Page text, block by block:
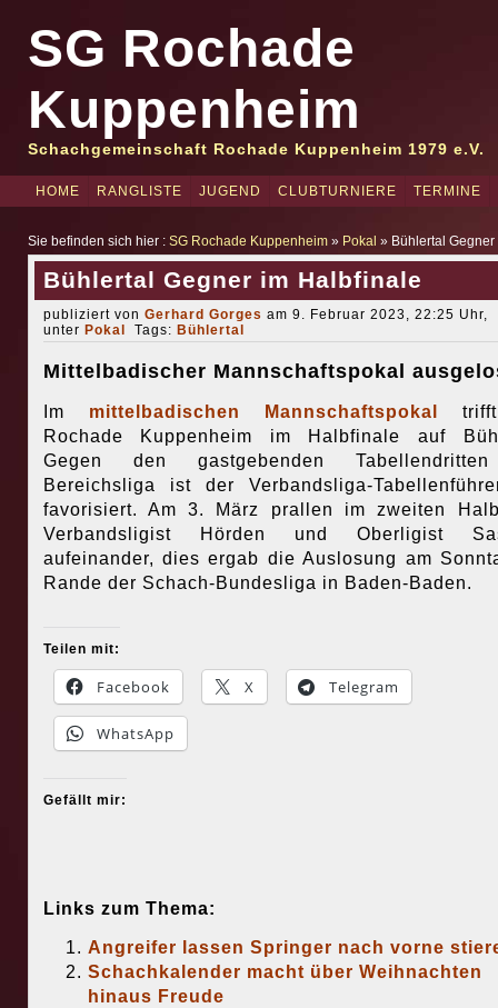
SG Rochade
Kuppenheim
Schachgemeinschaft Rochade Kuppenheim 1979 e.V.
HOME RANGLISTE JUGEND CLUBTURNIERE TERMINE
Sie befinden sich hier : SG Rochade Kuppenheim» Pokal » Bühlertal
Bühlertal Gegner im Halbfinale
publiziert von Gerhard Gorges am 9. Februar 2023, 22:25 Uhr,
unter Pokal Tags: Bühlertal
Mittelbadischer Mannschaftspokal
Im mittelbadischen Mannschaftspokal
Rochade Kuppenheim im Halbfinale auf
Gegen den gastgebenden
Bereichsliga ist der Verbandsliga-
favorisiert. Am 3. März prallen im zweiten
Verbandsligist Hörden und Oberligist
aufeinander, dies ergab die Auslosung am
Rande der Schach-Bundesliga in Baden-Baden.
Teilen mit:
Facebook X Telegram
WhatsApp
Gefällt mir:
Links zum Thema:
Angreifer lassen Springer nach vorne
Schachkalender macht über Weihnachten
hinaus Freude